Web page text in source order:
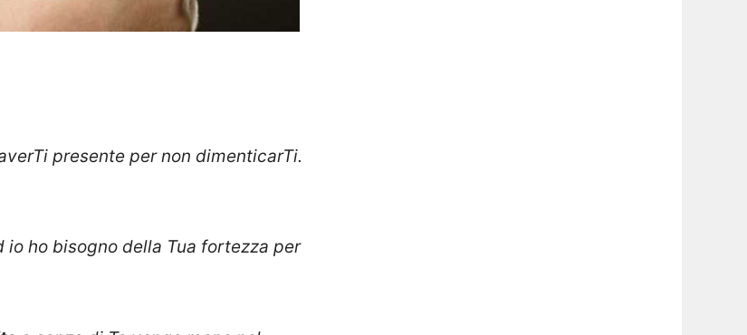
presente per non dimenticarTi.
io ho bisogno della Tua fortezza per